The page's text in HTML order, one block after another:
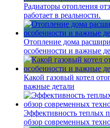
Радиаторы отопления
работает в реальности.
Отопление дома
особенности и важные
Какой газовый котел
важные детали
Эффективность теплых
обзор современных